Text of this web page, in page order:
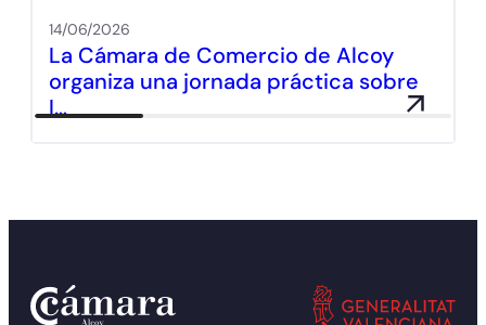
14/06/2026
La Cámara de Comercio de Alcoy
organiza una jornada práctica sobre
I…